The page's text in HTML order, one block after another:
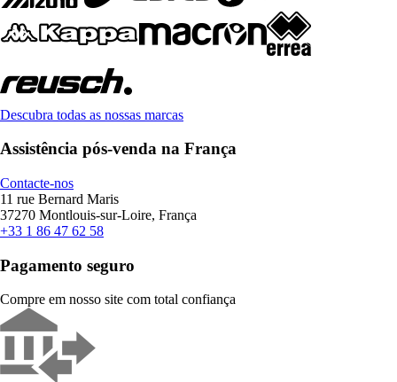
Descubra todas as nossas marcas
Assistência pós-venda na França
Contacte-nos
11 rue Bernard Maris
37270 Montlouis-sur-Loire, França
+33 1 86 47 62 58
Pagamento seguro
Compre em nosso site com total confiança